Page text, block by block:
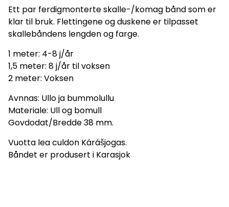
Ett par ferdigmonterte skalle-/komag bånd som er
klar til bruk. Flettingene og duskene er tilpasset
skallebåndens lengden og farge.
1 meter: 4-8 j/år
1,5 meter: 8 j/år til voksen
2 meter: Voksen
Avnnas: Ullo ja bummolullu
Materiale: Ull og bomull
Govdodat/Bredde 38 mm.
Vuotta lea culdon Kárášjogas.
Båndet er produsert i Karasjok